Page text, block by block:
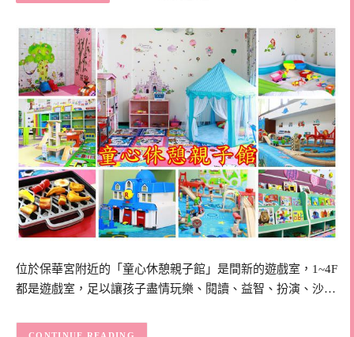
位於保華宮附近的「童心休憩親子館」是間新的遊戲室，1~4F
都是遊戲室，足以讓孩子盡情玩樂、閱讀、益智、扮演、沙…